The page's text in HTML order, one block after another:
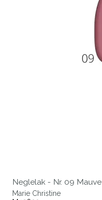
Neglelak - Nr. 09 Mauve
Marie Christine